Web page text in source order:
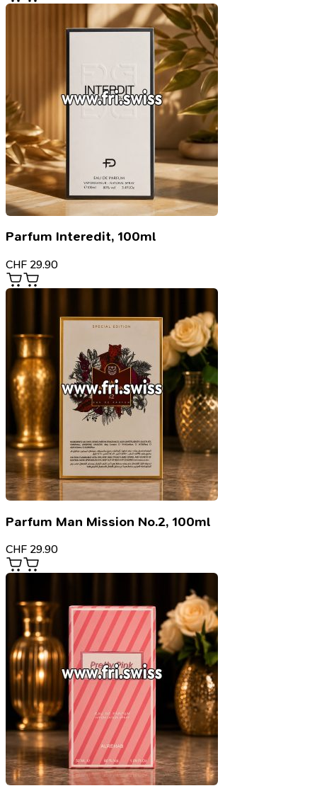
Parfum Interedit, 100ml
CHF 29.90
Parfum Man Mission No.2, 100ml
CHF 29.90